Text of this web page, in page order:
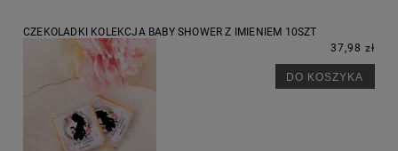
CZEKOLADKI KOLEKCJA BABY SHOWER Z IMIENIEM 10SZT
37,98 zł
DO KOSZYKA